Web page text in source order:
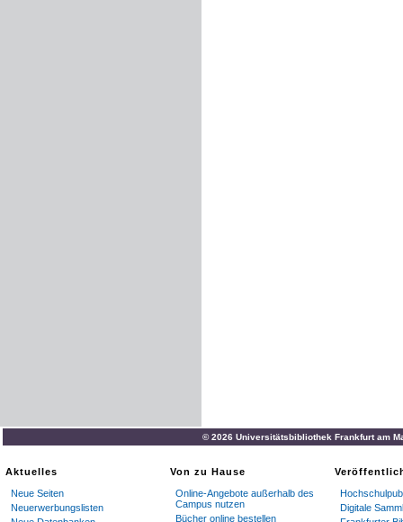
© 2026 Universitätsbibliothek Frankfurt am
Aktuelles
Neue Seiten
Neuerwerbungslisten
Von zu Hause
Online-Angebote außerhalb des
Campus nutzen
Bücher online bestellen
Digitale